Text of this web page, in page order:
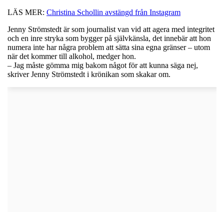
LÄS MER: Christina Schollin avstängd från Instagram
Jenny Strömstedt är som journalist van vid att agera med integritet
och en inre stryka som bygger på självkänsla, det innebär att hon
numera inte har några problem att sätta sina egna gränser – utom
när det kommer till alkohol, medger hon.
​– Jag måste gömma mig bakom något för att kunna säga nej,
skriver Jenny Strömstedt i krönikan som skakar om.